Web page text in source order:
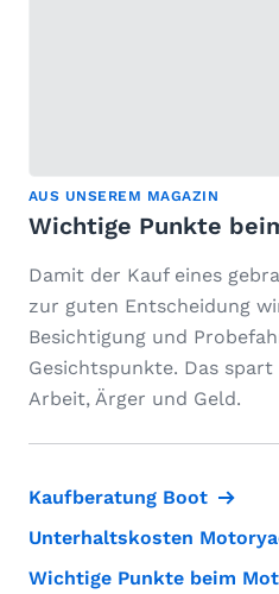
AUS UNSEREM MAGAZIN
Wichtige Punkte
Damit der Kauf eines
zur guten Entscheidung
Besichtigung und
Gesichtspunkte. Das
Arbeit, Ärger und Geld.
Kaufberatung Boot
Unterhaltskosten
Wichtige Punkte beim